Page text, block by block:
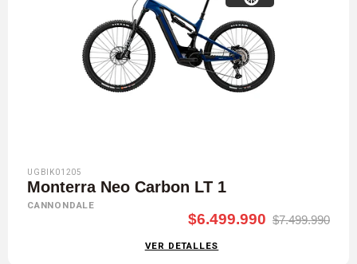
UGBIK01205
Monterra Neo Carbon LT 1
CANNONDALE
$6.499.990 $7.499.990
VER DETALLES